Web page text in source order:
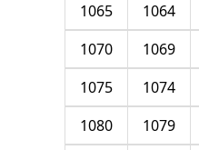
1064
1065
1069
1070
1074
1075
1079
1080